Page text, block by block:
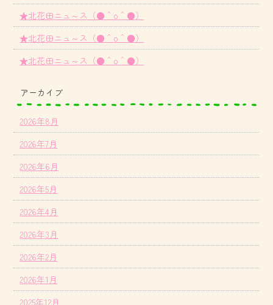
★北花田ニュ～ス（●＾o＾●）
★北花田ニュ～ス（●＾o＾●）
★北花田ニュ～ス（●＾o＾●）
アーカイブ
2026年8月
2026年7月
2026年6月
2026年5月
2026年4月
2026年3月
2026年2月
2026年1月
2025年12月